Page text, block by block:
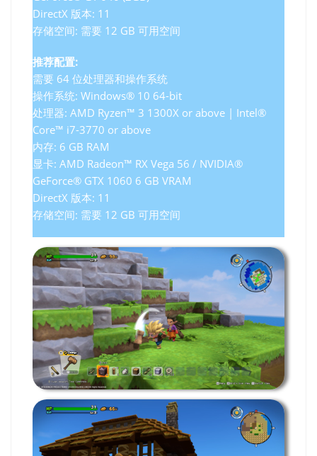
DirectX 版本: 11
存储空间: 需要 12 GB 可用空间
推荐配置:
需要 64 位处理器和操作系统
操作系统: Windows® 10 64-bit
处理器: AMD Ryzen™ 3 1300X or above | Intel®
Core™ i7-3770 or above
内存: 6 GB RAM
显卡: AMD Radeon™ RX Vega 56 / NVIDIA®
GeForce® GTX 1060 6 GB VRAM
DirectX 版本: 11
存储空间: 需要 12 GB 可用空间